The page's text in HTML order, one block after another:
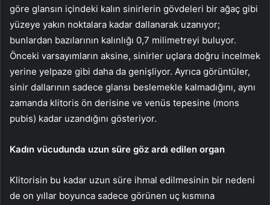
göre glansın içindeki kalın sinirlerin gövdeleri bir ağaç gibi
yüzeye yakın noktalara kadar dallanarak uzanıyor;
bunlardan bazılarının kalınlığı 0,7 milimetreyi buluyor.
Önceki varsayımların aksine, sinirler uçlara doğru incelmek
yerine yelpaze gibi daha da genişliyor. Ayrıca görüntüler,
sinir dallarının sadece glansı beslemekle kalmadığını, aynı
zamanda klitoris ön derisine ve venüs tepesine (mons
pubis) kadar uzandığını gösteriyor.
Kadın vücudunda uzun süre göz ardı edilen organ
Klitorisin bu kadar uzun süre ihmal edilmesinin bir nedeni
de on yıllar boyunca sadece görünen uç kısmına